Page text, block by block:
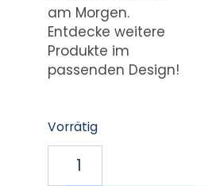
am Morgen.
Entdecke weitere
Produkte im
passenden Design!
Vorrätig